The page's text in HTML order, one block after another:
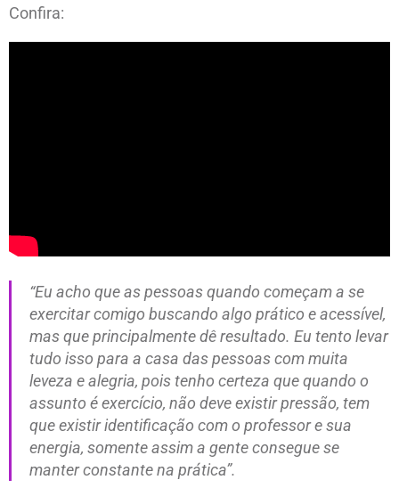
Confira:
“Eu acho que as pessoas quando começam a se
exercitar comigo buscando algo prático e acessível,
mas que principalmente dê resultado. Eu tento levar
tudo isso para a casa das pessoas com muita
leveza e alegria, pois tenho certeza que quando o
assunto é exercício, não deve existir pressão, tem
que existir identificação com o professor e sua
energia, somente assim a gente consegue se
manter constante na prática”.